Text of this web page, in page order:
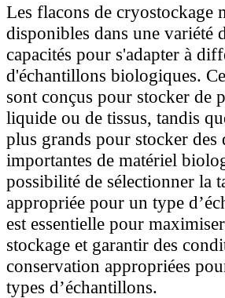
Les flacons de cryostockage
disponibles dans une variété
capacités pour s'adapter à
d'échantillons biologiques.
sont conçus pour stocker de
liquide ou de tissus, tandis
plus grands pour stocker des
importantes de matériel
possibilité de sélectionner la
appropriée pour un type
est essentielle pour
stockage et garantir des
conservation appropriées
types d’échantillons.